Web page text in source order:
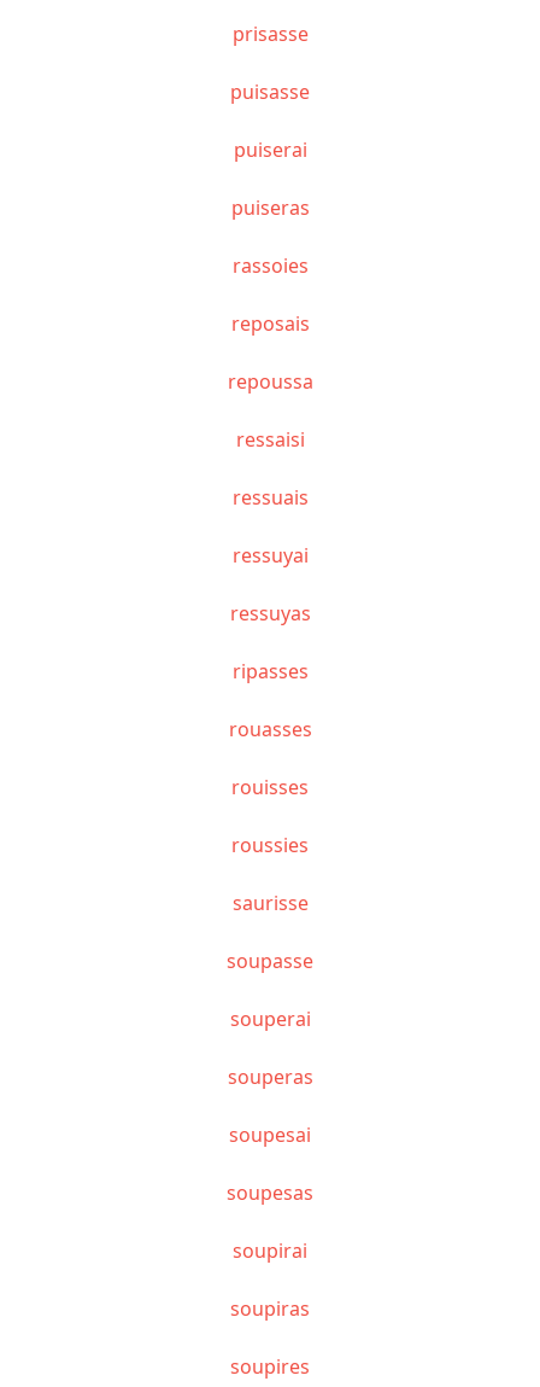
prisasse
puisasse
puiserai
puiseras
rassoies
reposais
repoussa
ressaisi
ressuais
ressuyai
ressuyas
ripasses
rouasses
rouisses
roussies
saurisse
soupasse
souperai
souperas
soupesai
soupesas
soupirai
soupiras
soupires